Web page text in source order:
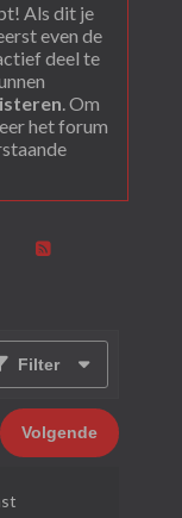
Als dit je
even de
deel te
. Om
het forum
Filter
Volgende